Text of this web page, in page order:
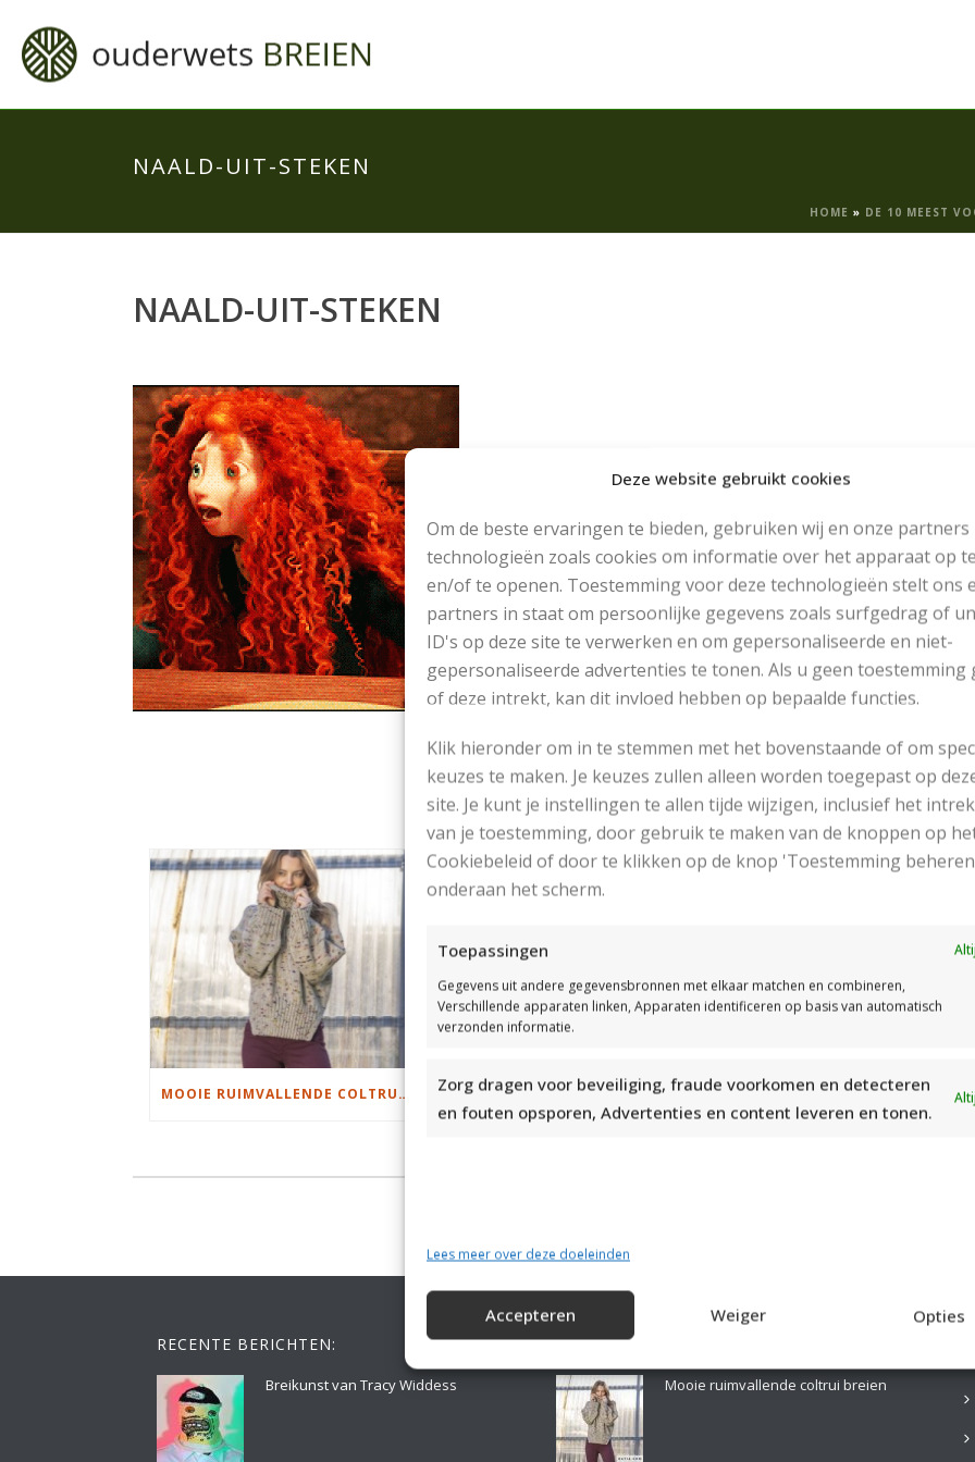
Deze website gebruikt cookies
Om de beste ervaringen te bieden, gebruiken wij en onze partners
technologieën zoals cookies om informatie over het apparaat op
en/of te openen. Toestemming voor deze technologieën stelt ons
partners in staat om persoonlijke gegevens zoals surfgedrag of
ID's op deze site te verwerken en om gepersonaliseerde en niet-
gepersonaliseerde advertenties te tonen. Als u geen toestemming
of deze intrekt, kan dit invloed hebben op bepaalde functies.
Klik hieronder om in te stemmen met het bovenstaande of om
keuzes te maken. Je keuzes zullen alleen worden toegepast op
site. Je kunt je instellingen te allen tijde wijzigen, inclusief het
van je toestemming, door gebruik te maken van de knoppen op
Cookiebeleid of door te klikken op de knop 'Toestemming
onderaan het scherm.
Toepassingen
Gegevens uit andere gegevensbronnen met elkaar matchen en combineren,
Verschillende apparaten linken, Apparaten identificeren op basis van automatisch
verzonden informatie.
Zorg dragen voor beveiliging, fraude voorkomen en detecteren
en fouten opsporen, Advertenties en content leveren en tonen.
Lees meer over deze doeleinden
Accepteren Weiger Opties
NAALD-UIT-STEKEN
HOME » DE 10 MEEST
NAALD-UIT-STEKEN
RECENT POSTS
MOOIE RUIMVALLENDE COLTRUI BREIEN MOOIE DIKGESTREEPTE SOKKEN BREIEN VAN DURABLE GAREN
RECENTE BERICHTEN:
Breikunst van Tracy Widdess
LAATSTE PATRONEN:
Mooie ruimvallende coltrui breien